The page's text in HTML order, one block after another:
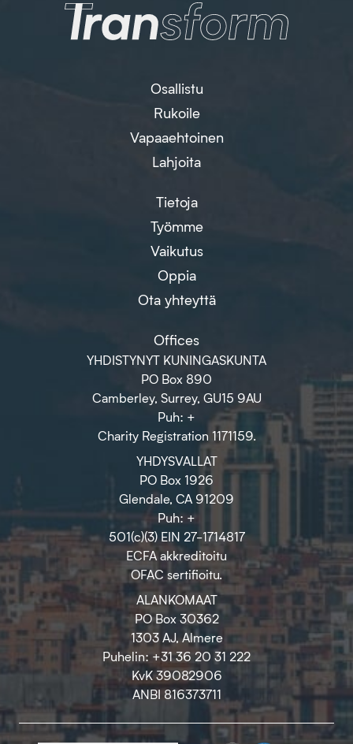
Osallistu
Rukoile
Vapaaehtoinen
Lahjoita
Tietoja
Työmme
Vaikutus
Oppia
Ota yhteyttä
Offices
YHDISTYNYT KUNINGASKUNTA
PO Box 890
Camberley, Surrey, GU15 9AU
Puh: +
Charity Registration 1171159.
YHDYSVALLAT
PO Box 1926
Glendale, CA 91209
Puh: +
501(c)(3) EIN 27-1714817
ECFA akkreditoitu
OFAC sertifioitu.
ALANKOMAAT
PO Box 30362
1303 AJ, Almere
Puhelin: +31 36 20 31 222
KvK 39082906
ANBI 816373711